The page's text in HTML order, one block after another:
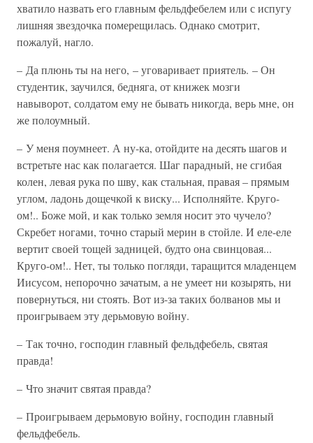
хватило назвать его главным фельдфебелем или с испугу
лишняя звездочка померещилась. Однако смотрит,
пожалуй, нагло.
– Да плюнь ты на него, – уговаривает приятель. – Он
студентик, заучился, бедняга, от книжек мозги
навыворот, солдатом ему не бывать никогда, верь мне, он
же полоумный.
– У меня поумнеет. А ну-ка, отойдите на десять шагов и
встретьте нас как полагается. Шаг парадный, не сгибая
колен, левая рука по шву, как стальная, правая – прямым
углом, ладонь дощечкой к виску... Исполняйте. Круго-
ом!.. Боже мой, и как только земля носит это чучело?
Скребет ногами, точно старый мерин в стойле. И еле-еле
вертит своей тощей задницей, будто она свинцовая...
Круго-ом!.. Нет, ты только погляди, таращится младенцем
Иисусом, непорочно зачатым, а не умеет ни козырять, ни
повернуться, ни стоять. Вот из-за таких болванов мы и
проигрываем эту дерьмовую войну.
– Так точно, господин главный фельдфебель, святая
правда!
– Что значит святая правда?
– Проигрываем дерьмовую войну, господин главный
фельдфебель.